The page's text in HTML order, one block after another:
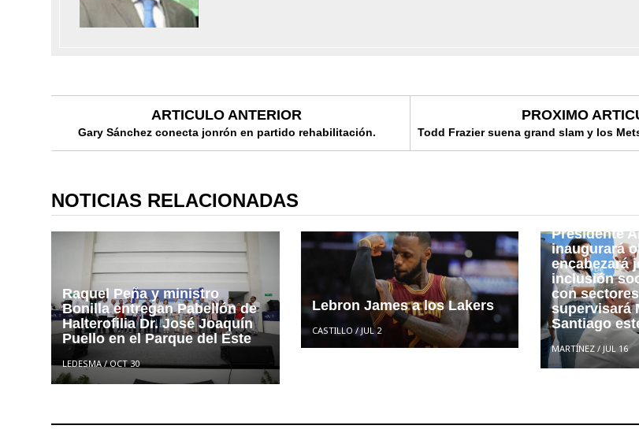
ARTICULO ANTERIOR
Gary Sánchez conecta jonrón en partido rehabilitación.
PROXIMO
Todd Frazier suena grand slam y los
NOTICIAS RELACIONADAS
Raquel Peña y ministro
Bonilla entregan Pabellón de
Halterofilia Dr. José Joaquín
Puello en el Parque del Este
LEDESMA/OCT 30
Lebron James a los Lakers
CASTILLO /JUL 2
Presidente
inaugurará
encabezará
inclusión
con
supervisará
Santiago
MARTÍNEZ / JUL 16